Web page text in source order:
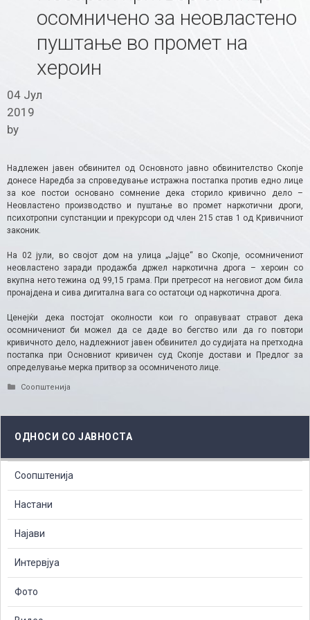
осомничено за неовластено
пуштање во промет на
хероин
04 Јул
2019
by
Надлежен јавен обвинител од Основното јавно обвинителство Скопје
донесе Наредба за спроведување истражна постапка против едно лице
за кое постои основано сомнение дека сторило кривично дело –
Неовластено производство и пуштање во промет наркотични дроги,
психотропни супстанции и прекурсори од член 215 став 1 од Кривичниот
законик.
На 02 јули, во својот дом на улица „Јајце“ во Скопје, осомничениот
неовластено заради продажба држел наркотична дрога – хероин со
вкупна нето тежина од 99,15 грама. При претресот на неговиот дом била
пронајдена и сива дигитална вага со остатоци од наркотична дрога.
Ценејќи дека постојат околности кои го оправуваат стравот дека
осомничениот би можел да се даде во бегство или да го повтори
кривичното дело, надлежниот јавен обвинител до судијата на претходна
постапка при Основниот кривичен суд Скопје достави и Предлог за
определување мерка притвор за осомниченото лице.
Categories
Соопштенија
ОДНОСИ СО ЈАВНОСТА
Соопштенија
Настани
Најави
Интервјуа
Фото